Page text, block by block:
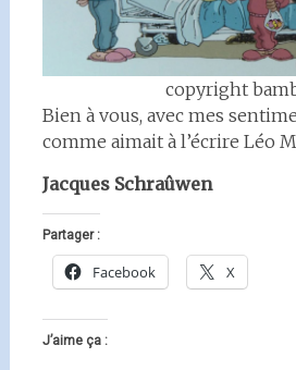
copyright
Bien à vous, avec mes
comme aimait à l’écrire Léo
Jacques Schraûwen
Partager :
Facebook X
J’aime ça :